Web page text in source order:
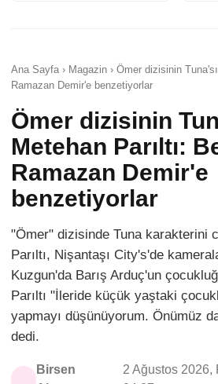
Ana Sayfa › Magazin › Ömer dizisinin
Ramazan Demir'e benzetiyorlar
Ömer dizisinin
Metehan Parıltı:
Ramazan Demir'e
benzetiyorlar
"Ömer" dizisinde Tuna karakterini
Parıltı, Nişantaşı City's'de
Kuzgun'da Barış Arduç'un
Parıltı "İleride küçük yaştaki
yapmayı düşünüyorum. Önümüz
dedi.
Birsen
2 Ağustos 2026,